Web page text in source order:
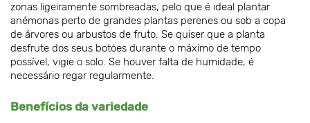
zonas ligeiramente sombreadas, pelo que é ideal plantar
anémonas perto de grandes plantas perenes ou sob a copa
de árvores ou arbustos de fruto. Se quiser que a planta
desfrute dos seus botões durante o máximo de tempo
possível, vigie o solo. Se houver falta de humidade, é
necessário regar regularmente.
Benefícios da variedade